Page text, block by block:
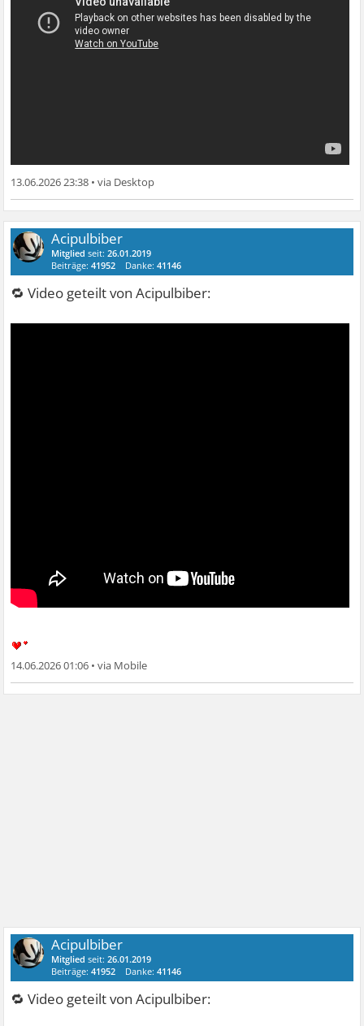
13.06.2026 23:38 •
Acipulbiber
Mitglied seit:26.01.2019
Beiträge:41952 Danke:41146
🔁 Video geteilt von Acipulbiber:
14.06.2026 01:06 •
Acipulbiber
Mitglied seit:26.01.2019
Beiträge:41952 Danke:41146
🔁 Video geteilt von Acipulbiber: